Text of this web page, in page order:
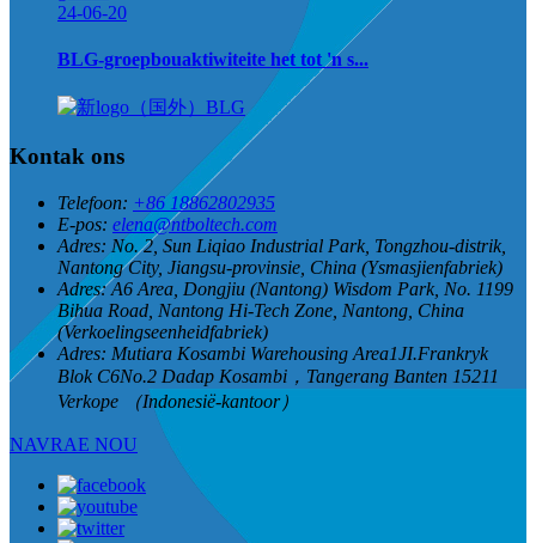
24-06-20
BLG-groepbouaktiwiteite het tot 'n s...
Kontak ons
Telefoon: +86 18862802935
E-pos: elena@ntboltech.com
Adres: No. 2, Sun Liqiao Industrial Park, Tongzhou-distrik,
Nantong City, Jiangsu-provinsie, China (Ysmasjienfabriek)
Adres: A6 Area, Dongjiu (Nantong) Wisdom Park, No. 1199
Bihua Road, Nantong Hi-Tech Zone, Nantong, China
(Verkoelingseenheidfabriek)
Adres: Mutiara Kosambi Warehousing Area1JI.Frankryk
Blok C6No.2 Dadap Kosambi，Tangerang Banten 15211
Verkope （Indonesië-kantoor）
NAVRAE NOU